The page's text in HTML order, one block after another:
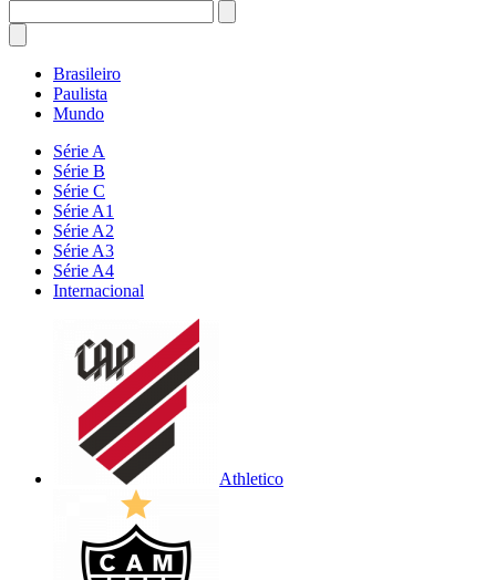
Brasileiro
Paulista
Mundo
Série A
Série B
Série C
Série A1
Série A2
Série A3
Série A4
Internacional
Athletico